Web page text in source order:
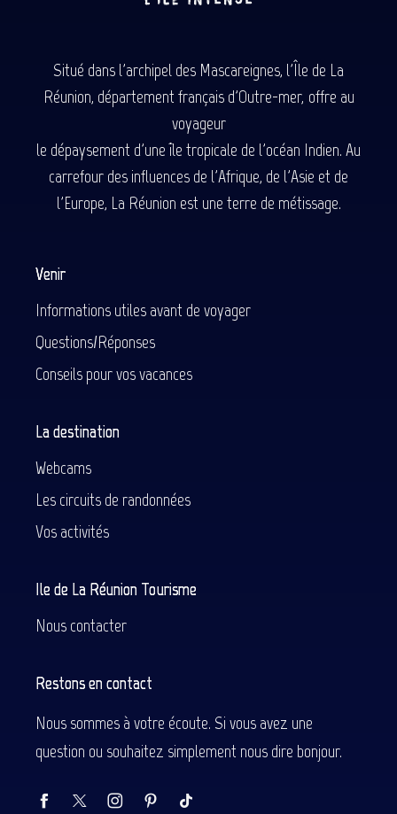
Situé dans l'archipel des Mascareignes, l'Île de La
Réunion, département français d'Outre-mer, offre au
voyageur
le dépaysement d'une île tropicale de l'océan Indien. Au
carrefour des influences de l'Afrique, de l'Asie et de
l'Europe, La Réunion est une terre de métissage.
Venir
Informations utiles avant de voyager
Questions/Réponses
Conseils pour vos vacances
La destination
Webcams
Les circuits de randonnées
Vos activités
Ile de La Réunion Tourisme
Nous contacter
Restons en contact
Nous sommes à votre écoute. Si vous avez une
question ou souhaitez simplement nous dire bonjour.